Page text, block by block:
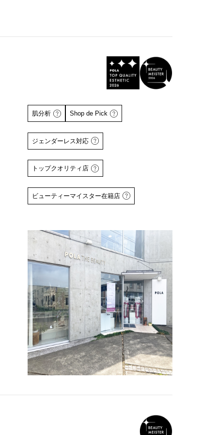
肌分析 Shop de Pick
ジェンダーレス対応
トップクオリティ店
ビューティーマイスター在籍店